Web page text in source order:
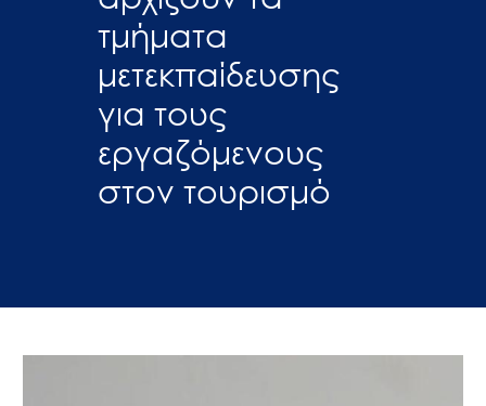
τμήματα
μετεκπαίδευσης
για τους
εργαζόμενους
στον τουρισμό